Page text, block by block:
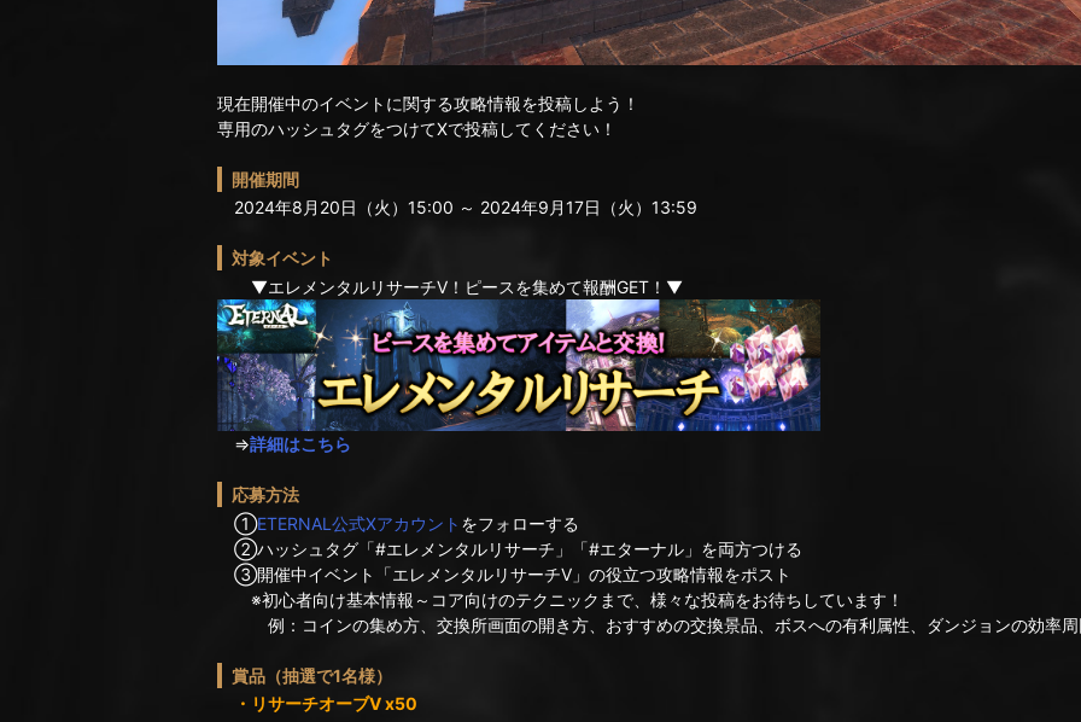
現在開催中のイベントに関する攻略情報を投稿しよう！
専用のハッシュタグをつけてXで投稿してください！
開催期間
2024年8月20日（火）15:00 ～ 2024年9月17日（火）13:59
対象イベント
▼エレメンタルリサーチV！ピースを集めて報酬GET！▼
⇒詳細はこちら
応募方法
①ETERNAL公式Xアカウント をフォローする
②ハッシュタグ「#エレメンタルリサーチ」「#エターナル」を両方つける
③開催中イベント「エレメンタルリサーチV」の役立つ攻略情報をポスト
※初心者向け基本情報～コア向けのテクニックまで、様々な投稿をお待ちしています！
例：コインの集め方、交換所画面の開き方、おすすめの交換景品、ボスへの有利属性、ダンジョンの効率周
賞品（抽選で1名様）
・リサーチオーブV x50